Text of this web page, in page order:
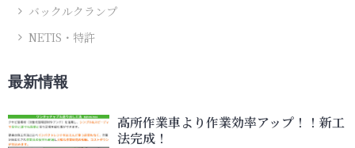
バックルクランプ
NETIS・特許
最新情報
高所作業車より作業効率アップ！！新工
法完成！